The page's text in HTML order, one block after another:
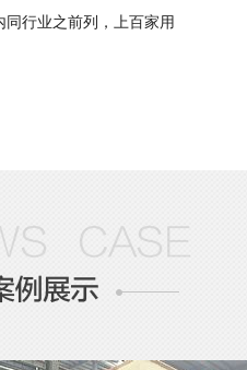
行业之前列，上百家用